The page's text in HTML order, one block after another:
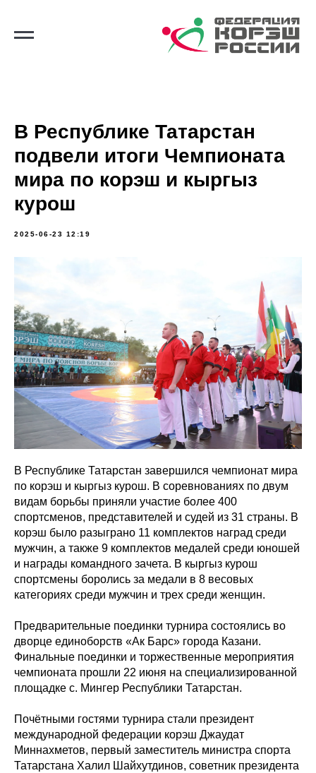
В Республике Татарстан
подвели итоги Чемпионата
мира по корэш и кыргыз
курош
2025-06-23 12:19
В Республике Татарстан завершился чемпионат мира
по корэш и кыргыз курош. В соревнованиях по двум
видам борьбы приняли участие более 400
спортсменов, представителей и судей из 31 страны. В
корэш было разыграно 11 комплектов наград среди
мужчин, а также 9 комплектов медалей среди юношей
и награды командного зачета. В кыргыз курош
спортсмены боролись за медали в 8 весовых
категориях среди мужчин и трех среди женщин.
Предварительные поединки турнира состоялись во
дворце единоборств «Ак Барс» города Казани.
Финальные поединки и торжественные мероприятия
чемпионата прошли 22 июня на специализированной
площадке с. Мингер Республики Татарстан.
Почётными гостями турнира стали президент
международной федерации корэш Джаудат
Миннахметов, первый заместитель министра спорта
Татарстана Халил Шайхутдинов, советник президента